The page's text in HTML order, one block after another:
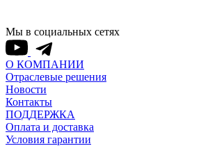
Мы в социальных сетях
О КОМПАНИИ
Отраслевые решения
Новости
Контакты
ПОДДЕРЖКА
Оплата и доставка
Условия гарантии